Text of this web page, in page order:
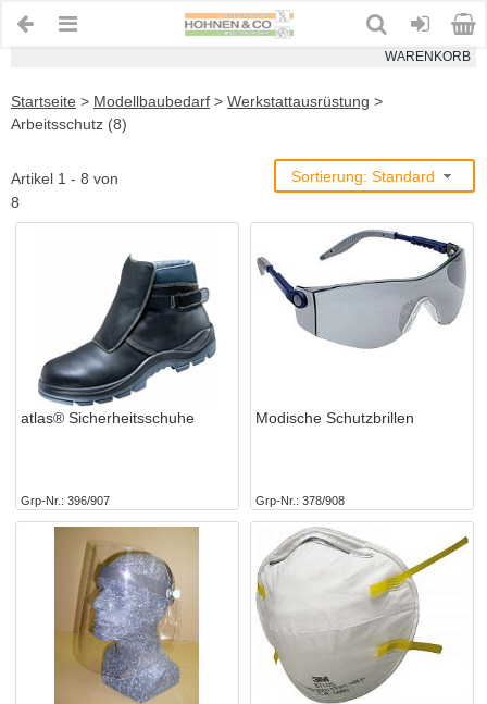
WARENKORB
Startseite > Modellbaubedarf > Werkstattausrüstung >
Arbeitsschutz (8)
Artikel 1 - 8 von
8
Sortierung: Standard
atlas® Sicherheitsschuhe
Grp-Nr. 396/907
Modische Schutzbrillen
Grp-Nr. 378/908